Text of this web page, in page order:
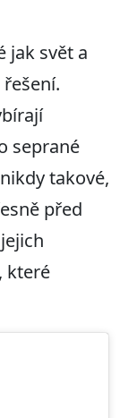
jak svět a
seprané
takové,
před
které